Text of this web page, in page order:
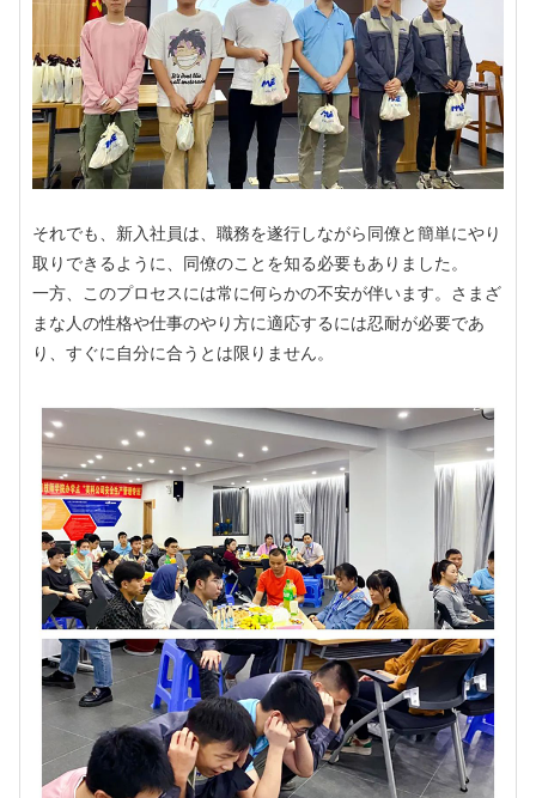
それでも、新入社員は、職務を遂行しながら同僚と簡単にやり
取りできるように、同僚のことを知る必要もありました。
一方、このプロセスには常に何らかの不安が伴います。さまざ
まな人の性格や仕事のやり方に適応するには忍耐が必要であ
り、すぐに自分に合うとは限りません。